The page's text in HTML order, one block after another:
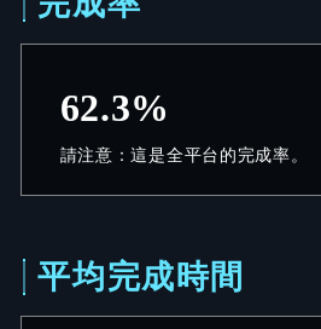
62.3%
請注意：這是全平台的完成率。
平均完成時間